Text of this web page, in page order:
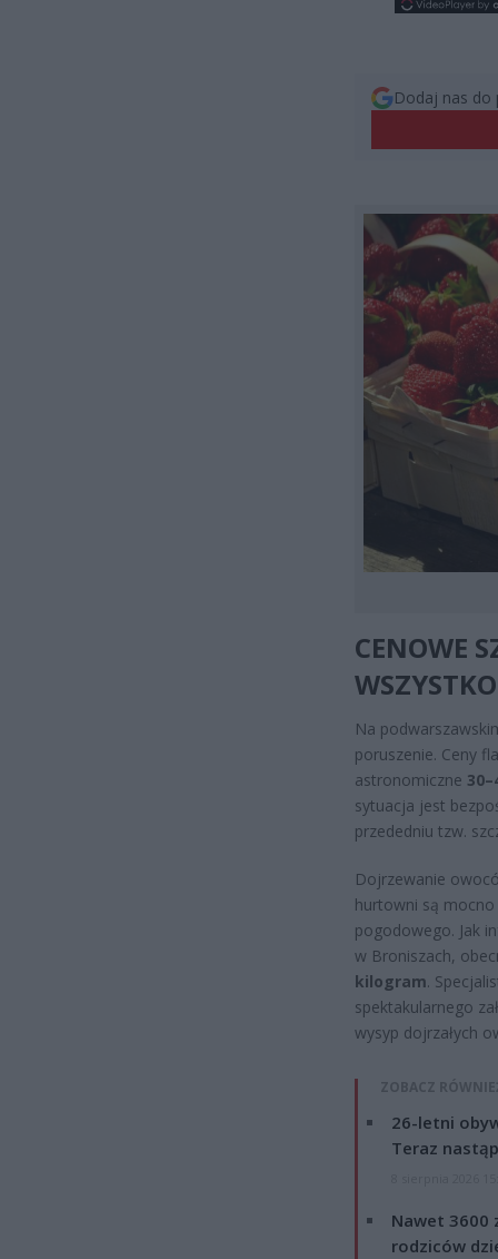
Dodaj nas do
CENOWE
Na
poruszenie. Ceny
astronomiczne
sytuacja jest
przededniu tzw.
Dojrzewanie
hurtowni są mocno
pogodowego. Jak
w Broniszach,
kilogram.
spektakularnego
wysyp dojrzałych
ZOBACZ
26-letni
Teraz
Nawet 3600
rodziców